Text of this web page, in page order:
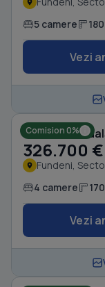
5 camere
Vezi
Comision 0%
326.700 €
Fundeni,
4 camere
Vezi